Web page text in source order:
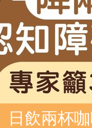
日飲兩杯